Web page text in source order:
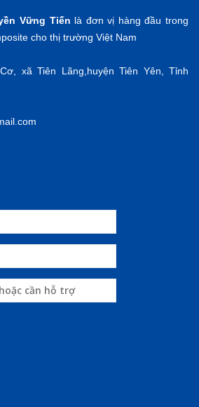
Vững Tiến là đơn vị hàng đầu trong
cho thị trường Việt Nam
xã Tiên Lãng,huyện Tiên Yên, Tỉnh